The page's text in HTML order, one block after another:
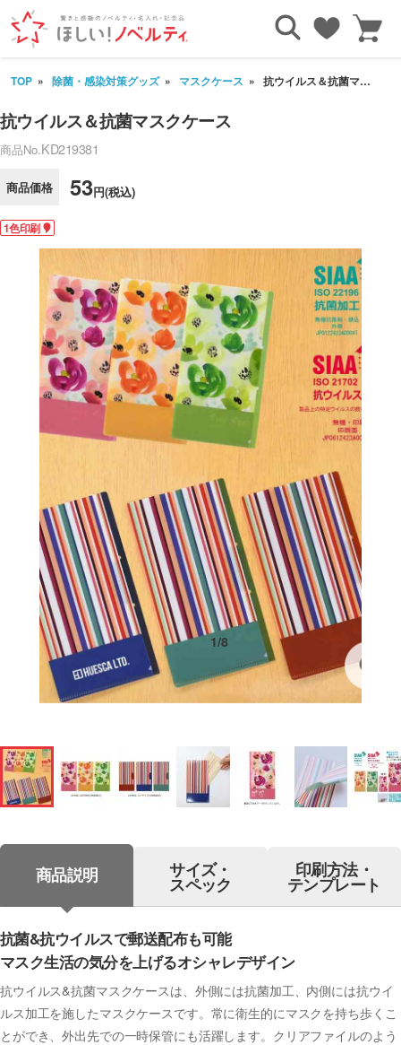
TOP 除菌・感染対策グッズ マスクケース 抗ウイルス＆抗菌マスクケース
抗ウイルス＆抗菌マスクケース
商品No.KD219381
商品価格 53円(税込)
1色印刷
1/8
商品説明 サイズ・
スペック
印刷方法・
テンプレート
抗菌&抗ウイルスで郵送配布も可能
マスク生活の気分を上げるオシャレデザイン
抗ウイルス&抗菌マスクケースは、外側には抗菌加工、内側には抗ウイ
ルス加工を施したマスクケースです。常に衛生的にマスクを持ち歩くこ
とができ、外出先での一時保管にも活躍します。クリアファイルのよう